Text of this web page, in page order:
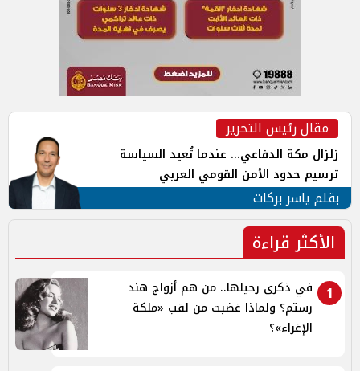
مقال رئيس التحرير
زلزال مكة الدفاعي... عندما تُعيد السياسة
ترسيم حدود الأمن القومي العربي
بقلم ياسر بركات
الأكثر قراءة
1
في ذكرى رحيلها.. من هم أزواج هند
رستم؟ ولماذا غضبت من لقب «ملكة
الإغراء»؟